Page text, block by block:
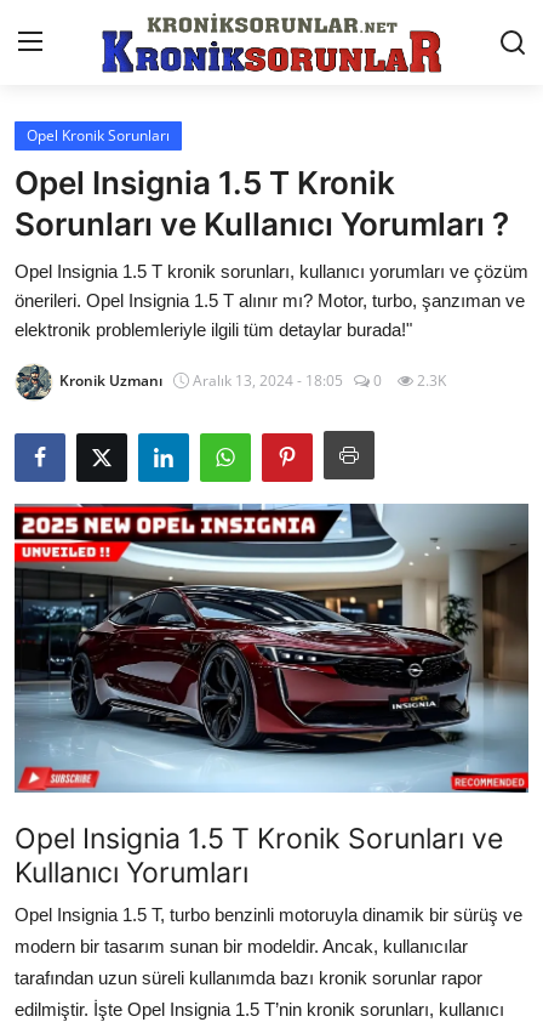
Anasayfa
Markalar
İletişim
Trafik & Cezalar
Sigorta & Kasko
Muayene & Ruhsat
Sorgulamalar
İkinci El & Alım-Satım
Bakım & Arıza Çözümleri
Elektrikli & Hibrit
Kiralama & Filo
Sürüş & Güvenlik
Lastik & Jant
Yağlar & Sıvılar
LPG & Yakıt
Elektrik & Akü
Opel Kronik Sorunları
Opel Insignia 1.5 T Kronik
Sorunları ve Kullanıcı Yorumları ?
Opel Insignia 1.5 T kronik sorunları, kullanıcı yorumları ve çözüm
önerileri. Opel Insignia 1.5 T alınır mı? Motor, turbo, şanzıman ve
elektronik problemleriyle ilgili tüm detaylar burada!"
Kronik Uzmanı Aralık 13, 2024 - 18:05 0 2.3K
Opel Insignia 1.5 T Kronik Sorunları ve
Kullanıcı Yorumları
Opel Insignia 1.5 T, turbo benzinli motoruyla dinamik bir sürüş ve
modern bir tasarım sunan bir modeldir. Ancak, kullanıcılar
tarafından uzun süreli kullanımda bazı kronik sorunlar rapor
edilmiştir. İşte Opel Insignia 1.5 T’nin kronik sorunları, kullanıcı